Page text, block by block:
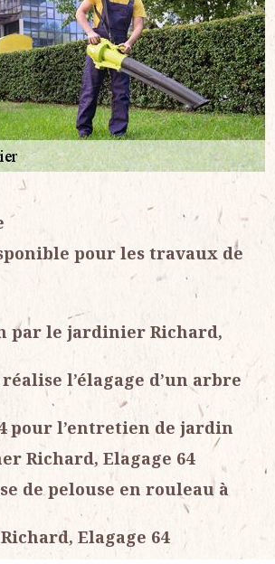
pour les travaux de
par le jardinier Richard,
l’élagage d’un arbre
pour l’entretien de jardin
Richard, Elagage 64
de pelouse en rouleau à
Elagage 64